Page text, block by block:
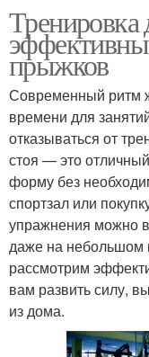
Тренировка
прыжков
Современный ритм
времени для
отказываться от
стоя — это
форму без
спортзал или
упражнения можно
даже на небольшом
рассмотрим
вам развить силу,
из дома.